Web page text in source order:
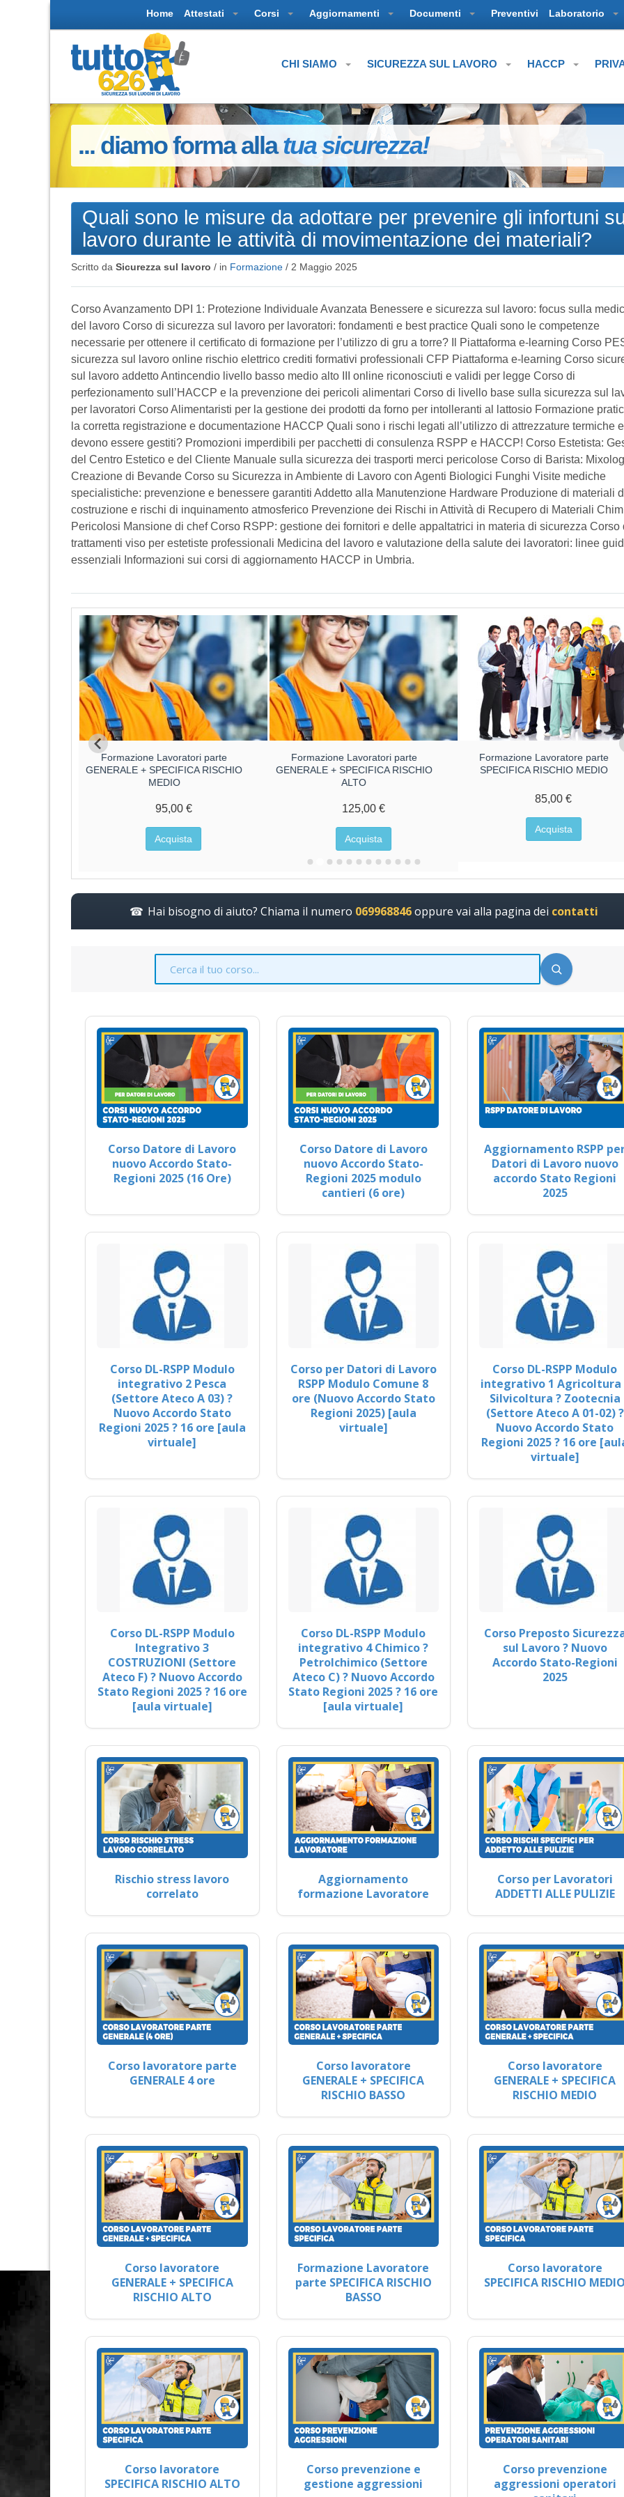
Home Attestati Corsi Aggiornamenti Documenti Preventivi Laboratorio
CHI SIAMO SICUREZZA SUL LAVORO HACCP
... diamo forma allatua sicurezza!
Quali sono le misure da adottare per prevenire gli infortuni
lavoro durante le attività di movimentazione dei materiali?
Scritto da Sicurezza sul lavoro / in Formazione / 2 Maggio 2025
Corso Avanzamento DPI 1: Protezione Individuale Avanzata Benessere e sicurezza sul lavoro: focus sulla
del lavoro Corso di sicurezza sul lavoro per lavoratori: fondamenti e best practice Quali sono le competenze
necessarie per ottenere il certificato di formazione per l’utilizzo di gru a torre? Il Piattaforma e-learning Corso
sicurezza sul lavoro online rischio elettrico crediti formativi professionali CFP Piattaforma e-learning Corso
sul lavoro addetto Antincendio livello basso medio alto III online riconosciuti e validi per legge Corso di
perfezionamento sull’HACCP e la prevenzione dei pericoli alimentari Corso di livello base sulla sicurezza sul
per lavoratori Corso Alimentaristi per la gestione dei prodotti da forno per intolleranti al lattosio Formazione
la corretta registrazione e documentazione HACCP Quali sono i rischi legati all’utilizzo di attrezzature termiche
devono essere gestiti? Promozioni imperdibili per pacchetti di consulenza RSPP e HACCP! Corso Estetista:
del Centro Estetico e del Cliente Manuale sulla sicurezza dei trasporti merci pericolose Corso di Barista:
Creazione di Bevande Corso su Sicurezza in Ambiente di Lavoro con Agenti Biologici Funghi Visite mediche
specialistiche: prevenzione e benessere garantiti Addetto alla Manutenzione Hardware Produzione di materiali
costruzione e rischi di inquinamento atmosferico Prevenzione dei Rischi in Attività di Recupero di Materiali
Pericolosi Mansione di chef Corso RSPP: gestione dei fornitori e delle appaltatrici in materia di sicurezza Corso
trattamenti viso per estetiste professionali Medicina del lavoro e valutazione della salute dei lavoratori: linee
essenziali Informazioni sui corsi di aggiornamento HACCP in Umbria.
Formazione Lavoratori parte
GENERALE + SPECIFICA RISCHIO
MEDIO
95,00 €
Acquista
Formazione Lavoratori parte
GENERALE + SPECIFICA RISCHIO
ALTO
125,00 €
Acquista
Formazione Lavoratore parte
SPECIFICA RISCHIO MEDIO
85,00 €
Acquista
Hai bisogno di aiuto? Chiama il numero 069968846oppure vai alla pagina dei contatti
Corso Datore di Lavoro
nuovo Accordo Stato-
Regioni 2025 (16 Ore)
Corso Datore di Lavoro
nuovo Accordo Stato-
Regioni 2025 modulo
cantieri (6 ore)
Aggiornamento RSPP
Datori di Lavoro nuovo
accordo Stato Regioni
2025
Corso DL-RSPP Modulo
integrativo 2 Pesca
(Settore Ateco A 03) ?
Nuovo Accordo Stato
Regioni 2025 ? 16 ore [aula
virtuale]
Corso per Datori di Lavoro
RSPP Modulo Comune 8
ore (Nuovo Accordo Stato
Regioni 2025) [aula
virtuale]
Corso DL-RSPP Modulo
integrativo 1 Agricoltura
Silvicoltura ? Zootecnia
(Settore Ateco A 01-02) ?
Nuovo Accordo Stato
Regioni 2025 ? 16 ore
virtuale]
Corso DL-RSPP Modulo
Integrativo 3
COSTRUZIONI (Settore
Ateco F) ? Nuovo Accordo
Stato Regioni 2025 ? 16 ore
[aula virtuale]
Corso DL-RSPP Modulo
integrativo 4 Chimico ?
Petrolchimico (Settore
Ateco C) ? Nuovo Accordo
Stato Regioni 2025 ? 16 ore
[aula virtuale]
Corso Preposto
sul Lavoro ? Nuovo
Accordo Stato-Regioni
2025
Rischio stress lavoro
correlato
Aggiornamento
formazione Lavoratore
Corso per Lavoratori
ADDETTI ALLE PULIZIE
Corso lavoratore parte
GENERALE 4 ore
Corso lavoratore
GENERALE + SPECIFICA
RISCHIO BASSO
Corso lavoratore
GENERALE + SPECIFICA
RISCHIO MEDIO
Corso lavoratore
GENERALE + SPECIFICA
RISCHIO ALTO
Formazione Lavoratore
parte SPECIFICA RISCHIO
BASSO
Corso lavoratore
SPECIFICA RISCHIO
Corso lavoratore
SPECIFICA RISCHIO ALTO
Corso prevenzione e
gestione aggressioni
Corso prevenzione
aggressioni operatori